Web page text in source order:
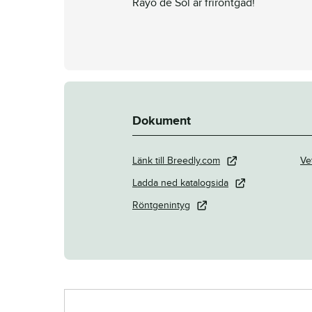
Rayo de Sol är friröntgad!
Dokument
Länk till Breedly.com
Ladda ned katalogsida
Röntgenintyg